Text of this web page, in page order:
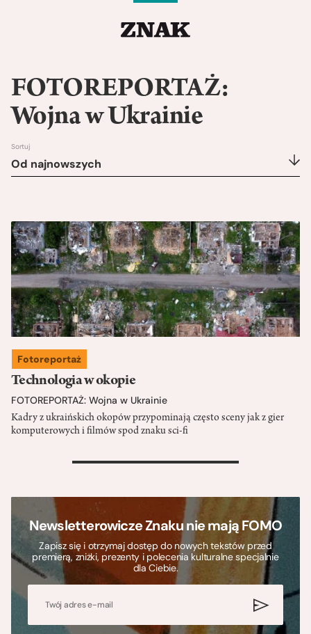
FOTOREPORTAŻ:
Wojna w Ukrainie
Sortuj
Od najnowszych
Fotoreportaż
Technologia w okopie
FOTOREPORTAŻ: Wojna w Ukrainie
Kadry z ukraińskich okopów przypominają często sceny jak z gier
komputerowych i filmów spod znaku sci-fi
>
Newsletterowicze Znaku nie mają FOMO
Zapisz się i otrzymaj dostęp do nowych tekstów przed
premierą, zniżki, prezenty i polecenia kulturalne specjalnie
dla Ciebie.